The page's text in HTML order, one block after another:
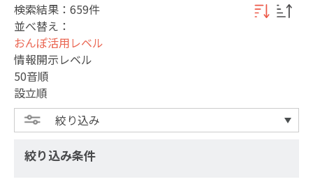
検索結果：659件
並べ替え：
おんぽ活用レベル
情報開示レベル
50音順
設立順
絞り込み
絞り込み条件